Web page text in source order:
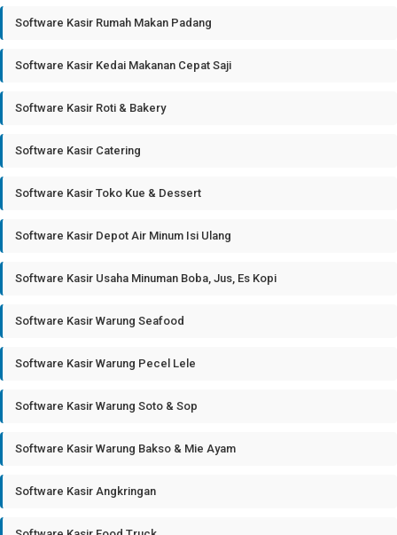
Software Kasir Rumah Makan Padang
Software Kasir Kedai Makanan Cepat Saji
Software Kasir Roti & Bakery
Software Kasir Catering
Software Kasir Toko Kue & Dessert
Software Kasir Depot Air Minum Isi Ulang
Software Kasir Usaha Minuman Boba, Jus, Es Kopi
Software Kasir Warung Seafood
Software Kasir Warung Pecel Lele
Software Kasir Warung Soto & Sop
Software Kasir Warung Bakso & Mie Ayam
Software Kasir Angkringan